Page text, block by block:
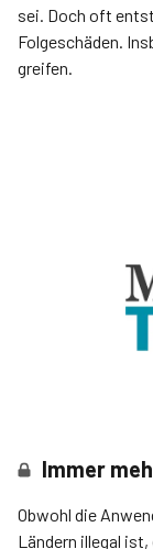
sei. Doch oft
Folgeschäden.
greifen.
Immer
Obwohl die
Ländern illegal